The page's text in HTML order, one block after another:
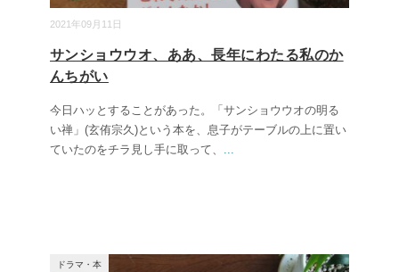
2021年09月11日
サンショウウオ、ああ、長年にわたる私のか
んちがい
今日ハッとすることがあった。「サンショウウオの明る
い禅」(玄侑宗久)という本を、息子がテーブルの上に置い
ていたのをチラ見し手に取って、 ...
ドラマ・本